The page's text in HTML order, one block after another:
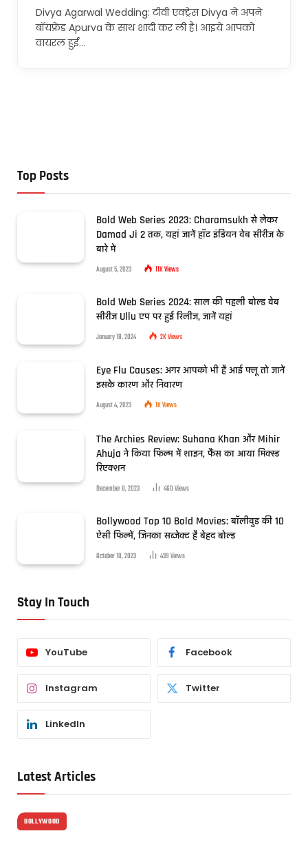
Divya Agarwal Wedding: टीवी एक्ट्रेस Divya ने अपने
बॉयफ्रेंड Apurva के साथ शादी कर ली है। आइये आपको
वायरल हुई…
Top Posts
Bold Web Series 2023: Charamsukh से लेकर
Damad Ji 2 तक, यहां जानें हॉट इंडियन वेब सीरीज के
बारे में
August 5, 2023 11KViews
Bold Web Series 2024: साल की पहली बोल्ड वेब
सीरीज Ullu एप पर हुई रिलीज, जानें यहां
January 18, 2024 2KViews
Eye Flu Causes: अगर आपको भी है आई फ्लू तो जानें
इसके कारण और निवारण
August 4, 2023 1KViews
The Archies Review: Suhana Khan और Mihir
Ahuja ने किया फिल्म में शाइन, फैंस का आया मिक्स्ड
रिएक्शन
December 8, 2023 460Views
Bollywood Top 10 Bold Movies: बॉलीवुड की 10
ऐसी फिल्में, जिनका सब्जेक्ट है बेहद बोल्ड
October 10, 2023 439Views
Stay In Touch
YouTube Facebook
Instagram Twitter
LinkedIn
Latest Articles
BOLLYWOOD